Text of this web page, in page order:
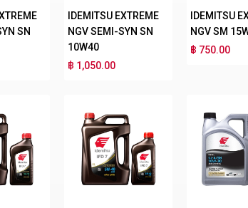
SN
IDEMITSU EXTREME
NGV SEMI-SYN SN
10W40
฿ 1,050.00
IDEMITSU
NGV SM
฿ 750.00